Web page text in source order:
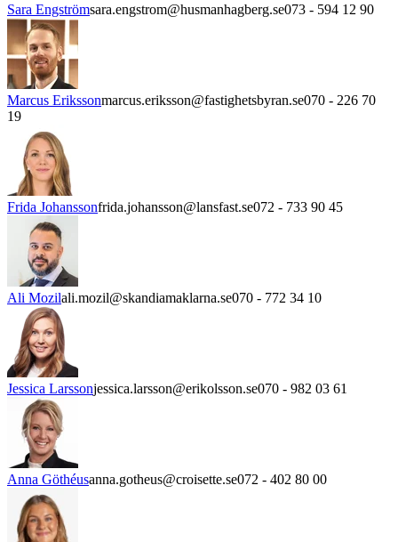
Sara Engströmsara.engstrom@husmanhagberg.se073 - 594 12 90
Marcus Erikssonmarcus.eriksson@fastighetsbyran.se070 - 226 70
19
Frida Johanssonfrida.johansson@lansfast.se072 - 733 90 45
Ali Mozilali.mozil@skandiamaklarna.se070 - 772 34 10
Jessica Larssonjessica.larsson@erikolsson.se070 - 982 03 61
Anna Göthéusanna.gotheus@croisette.se072 - 402 80 00